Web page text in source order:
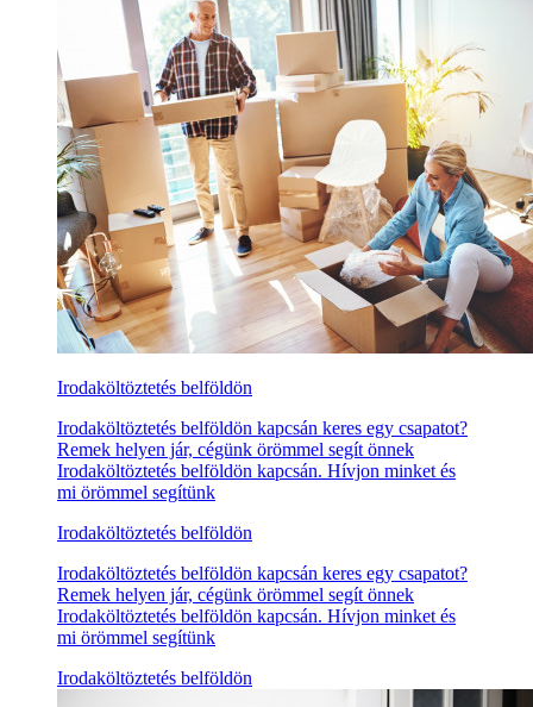
Irodaköltöztetés belföldön
Irodaköltöztetés belföldön kapcsán keres egy csapatot?
Remek helyen jár, cégünk örömmel segít önnek
Irodaköltöztetés belföldön kapcsán. Hívjon minket és
mi örömmel segítünk
Irodaköltöztetés belföldön
Irodaköltöztetés belföldön kapcsán keres egy csapatot?
Remek helyen jár, cégünk örömmel segít önnek
Irodaköltöztetés belföldön kapcsán. Hívjon minket és
mi örömmel segítünk
Irodaköltöztetés belföldön